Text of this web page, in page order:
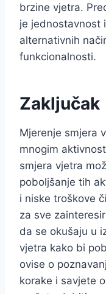
brzine vjetra.
je jednostavnost
alternativnih
funkcionalnosti.
Zaključak
Mjerenje smjera
mnogim
smjera vjetra
poboljšanje tih
i niske troškove
za sve
da se okušaju u
vjetra kako bi
ovise o
korake i savjete